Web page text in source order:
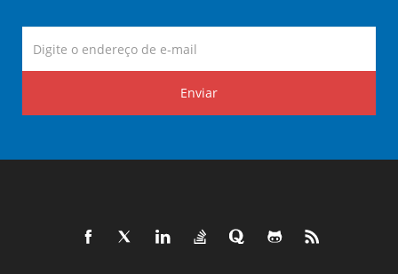
Enviar